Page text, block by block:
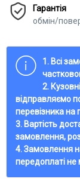
Гарантія
обмін/
1. Всі
2.
відправляємо
перевізника на
3. Вартість
замовлення,
4. Замовлення
передоплаті